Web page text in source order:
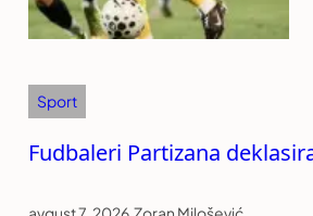
Sport
Fudbaleri Partizana